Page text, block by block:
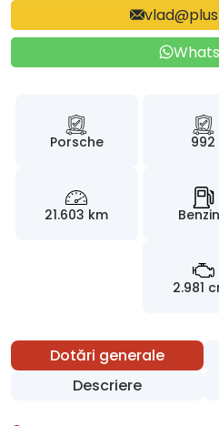
Porsche 992
21.603 km
2.981
Dotări generale
Descriere